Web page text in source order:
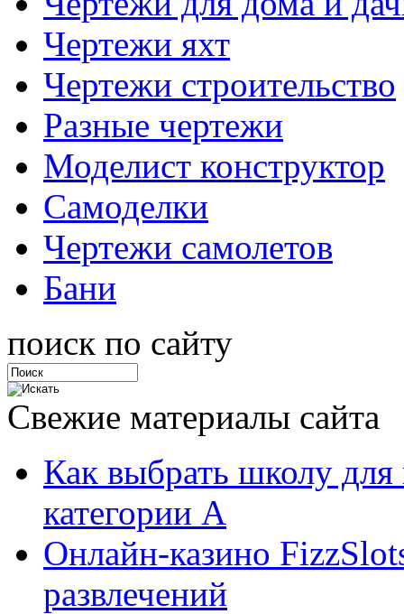
Чертежи яхт
Чертежи строительство
Разные чертежи
Моделист конструктор
Самоделки
Чертежи самолетов
Бани
поиск по сайту
Свежие материалы сайта
Как выбрать школу для
категории А
Онлайн-казино
развлечений